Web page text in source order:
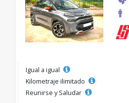
Igual a igual
Kilometraje ilimitado
Reunirse y Saludar